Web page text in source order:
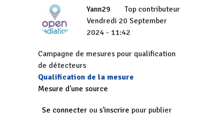
Yann29
Top contributeur
Vendredi 20 September
2024 - 11:42
Campagne de mesures pour qualification
de détecteurs
Qualification de la mesure
Mesure d'une source
Se connecter ou s'inscrire pour publier